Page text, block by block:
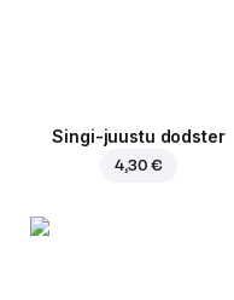
Singi-juustu dodster
4,30 €